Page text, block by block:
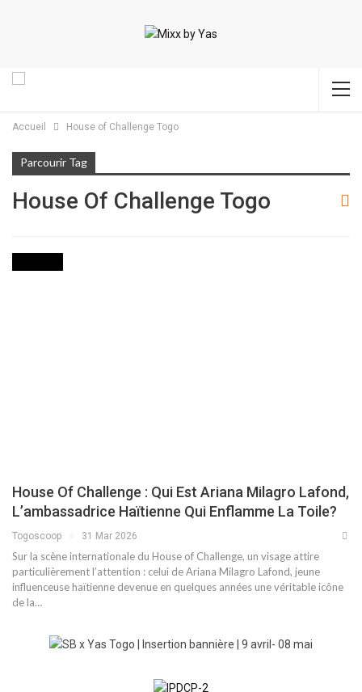
Accueil House of Challenge Togo
Parcourir Tag
House Of Challenge Togo
House Of Challenge : Qui Est Ariana Milagro Lafond,
L’ambassadrice Haïtienne Qui Enflamme La Toile?
Togoscoop 31 Mar 2026
Sur la scène internationale du House of Challenge, un visage attire
particulièrement l’attention : celui de Ariana Milagro Lafond, jeune
influenceuse haïtienne devenue en quelques années une véritable icône
de la…